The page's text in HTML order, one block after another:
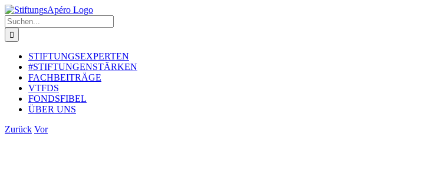
Zum
Inhalt
springen
Suche
nach:
STIFTUNGSEXPERTEN
#STIFTUNGENSTÄRKEN
FACHBEITRÄGE
VTFDS
FONDSFIBEL
ÜBER UNS
Zurück Vor